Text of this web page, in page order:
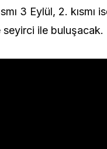
3 Eylül, 2. kısmı
seyirci ile buluşacak.